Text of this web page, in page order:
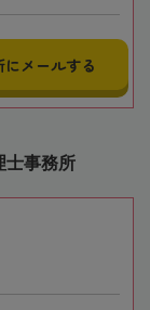
メールする
士事務所